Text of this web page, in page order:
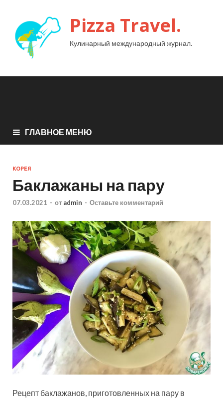
Pizza Travel.
Кулинарный международный журнал.
ГЛАВНОЕ МЕНЮ
КОРЕЯ
Баклажаны на пару
07.03.2021 - от admin - Оставьте комментарий
Рецепт баклажанов, приготовленных на пару в